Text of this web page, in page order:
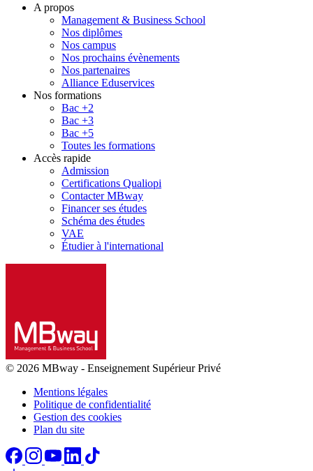
A propos
Management & Business School
Nos diplômes
Nos campus
Nos prochains évènements
Nos partenaires
Alliance Eduservices
Nos formations
Bac +2
Bac +3
Bac +5
Toutes les formations
Accès rapide
Admission
Certifications Qualiopi
Contacter MBway
Financer ses études
Schéma des études
VAE
Étudier à l'international
© 2026 MBway - Enseignement Supérieur Privé
Mentions légales
Politique de confidentialité
Gestion des cookies
Plan du site